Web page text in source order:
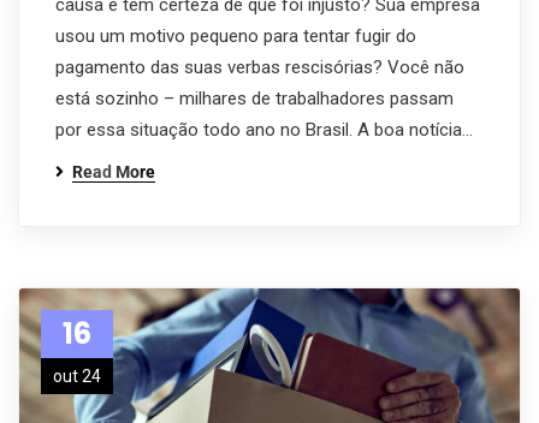
causa e tem certeza de que foi injusto? Sua empresa
usou um motivo pequeno para tentar fugir do
pagamento das suas verbas rescisórias? Você não
está sozinho – milhares de trabalhadores passam
por essa situação todo ano no Brasil. A boa notícia…
Read More
16
out 24